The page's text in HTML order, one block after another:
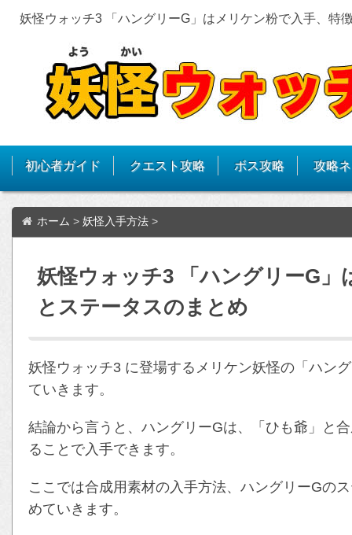
妖怪ウォッチ3 「ハングリーG」はメリケン粉で入手、特
初心者ガイド クエスト攻略 ボス攻略 攻略
ホーム > 妖怪入手方法 >
妖怪ウォッチ3 「ハングリーG」
とステータスのまとめ
妖怪ウォッチ3 に登場するメリケン妖怪の「ハン
ていきます。
結論から言うと、ハングリーGは、「ひも爺」と
ることで入手できます。
ここでは合成用素材の入手方法、ハングリーGの
めていきます。